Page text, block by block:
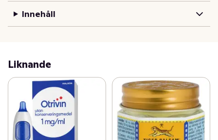
samt dämpar feber och inflammation. Ipren® används
förkylningssjukdomar. Ipren® har anti-inflammatoriska
egenskaper. Ipren® hämmar prostaglandiner i kroppen,
signalsubstanser som ger upphov till smärta, feber och
inflammation. Tabletten börjar verka inom 30 minuter.
Ipren® 400mg värktablett kan användas av vuxna och
barn från 12 år.
Innehåll
Liknande